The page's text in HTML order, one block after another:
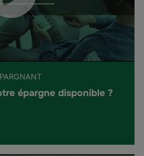
épargne disponible ?